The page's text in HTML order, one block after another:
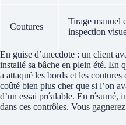
Coutures
Tirage manuel
inspection
En guise d’anecdote : un client
installé sa bâche en plein été. En
a attaqué les bords et les
coûté bien plus cher que si l’on
d’un essai préalable. En résumé,
dans ces contrôles. Vous